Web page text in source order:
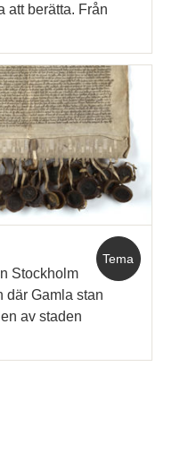
att berätta. Från
Tema
Stockholm
där Gamla stan
av staden